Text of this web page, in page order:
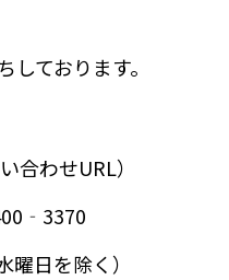
ております。
合わせURL）
日を除く）